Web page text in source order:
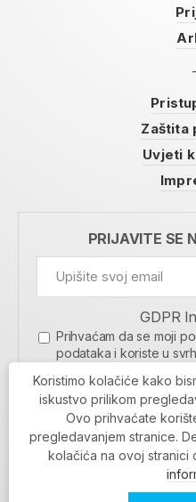
Zaštita
Uvjeti
PRIJAVITE SE
GDPR
Prihvaćam da se moji
podataka i koriste u
Koristimo kolačiće kako
iskustvo prilikom
Ovo prihvaćate
pregledavanjem stranice.
kolačića na ovoj stranici